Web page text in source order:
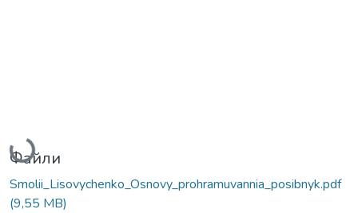
Вантажиться...
Файли
Smolii_Lisovychenko_Osnovy_prohramuvannia_posibnyk.pdf
(9,55 MB)